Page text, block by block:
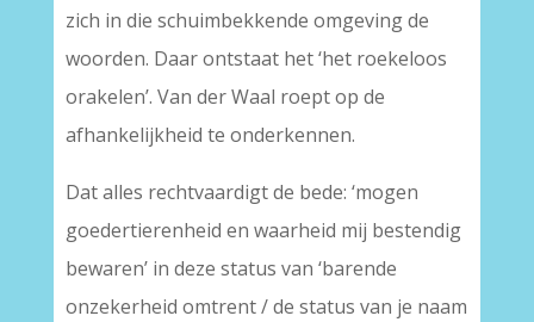
zich in die schuimbekkende omgeving de
woorden. Daar ontstaat het ‘het roekeloos
orakelen’. Van der Waal roept op de
afhankelijkheid te onderkennen.
Dat alles rechtvaardigt de bede: ‘mogen
goedertierenheid en waarheid mij bestendig
bewaren’ in deze status van ‘barende
onzekerheid omtrent / de status van je naam